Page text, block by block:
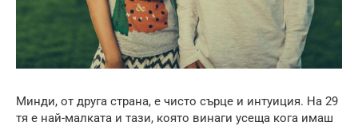
Минди, от друга страна, е чисто сърце и интуиция. На 29
тя е най-малката и тази, която винаги усеща кога имаш